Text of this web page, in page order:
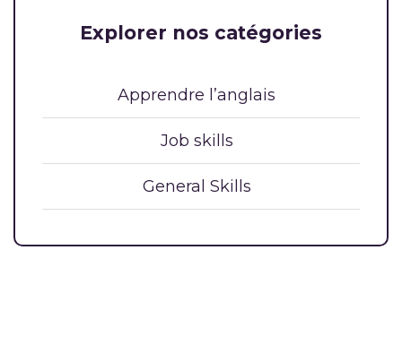
Explorer nos catégories
Apprendre l’anglais
Job skills
General Skills